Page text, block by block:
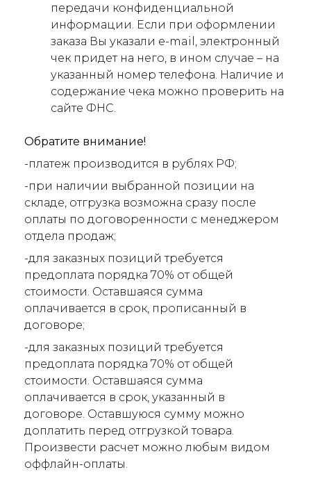
передачи конфиденциальной
информации. Если при оформлении
заказа Вы указали e-mail, электронный
чек придет на него, в ином случае – на
указанный номер телефона. Наличие и
содержание чека можно проверить на
сайте ФНС.
Обратите внимание!
-платеж производится в рублях РФ;
-при наличии выбранной позиции на
складе, отгрузка возможна сразу после
оплаты по договоренности с менеджером
отдела продаж;
-для заказных позиций требуется
предоплата порядка 70% от общей
стоимости. Оставшаяся сумма
оплачивается в срок, прописанный в
договоре;
-для заказных позиций требуется
предоплата порядка 70% от общей
стоимости. Оставшаяся сумма
оплачивается в срок, указанный в
договоре. Оставшуюся сумму можно
доплатить перед отгрузкой товара.
Произвести расчет можно любым видом
оффлайн-оплаты.